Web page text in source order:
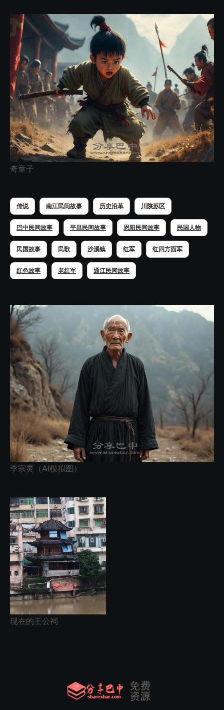
奇童子
传说 南江民间故事 历史沿革 川陕苏区
巴中民间故事 平昌民间故事 恩阳民间故事 民国人物
民国故事 民歌 沙溪镇 红军 红四方面军
红色故事 老红军 通江民间故事
李宗灵（AI模拟图）
现在的王公祠